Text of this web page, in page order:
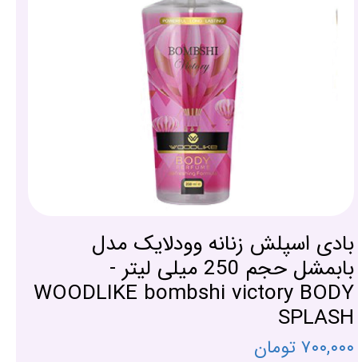
بادی اسپلش زنانه وودلایک مدل
بابمشل حجم 250 میلی لیتر -
WOODLIKE bombshi victory BODY
SPLASH
۷۰۰,۰۰۰ تومان